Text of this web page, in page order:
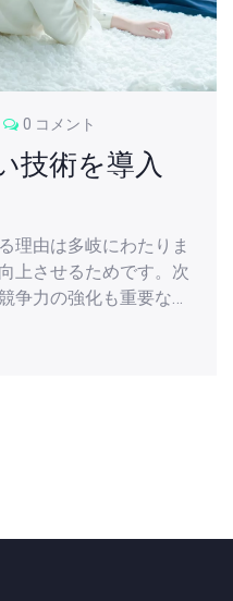
0 コメント
技術を導入
理由は多岐にわたりま
上させるためです。次
争力の強化も重要な動
を高めるためにも新技
、企業は新しい技術を